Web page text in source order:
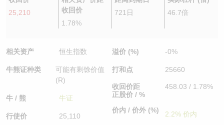
25,210
收回价
1.78%
721日
46.7倍
相关资产 恒生指数
牛熊证种类
可能有剩馀价值
(R)
牛 / 熊 牛证
行使价 25,110
溢价 (%) -0%
打和点 25660
收回价距
正股价 / %
458.03 / 1.78%
价内 / 价外 (%) 2.2% 价内
牛熊证文件及公告